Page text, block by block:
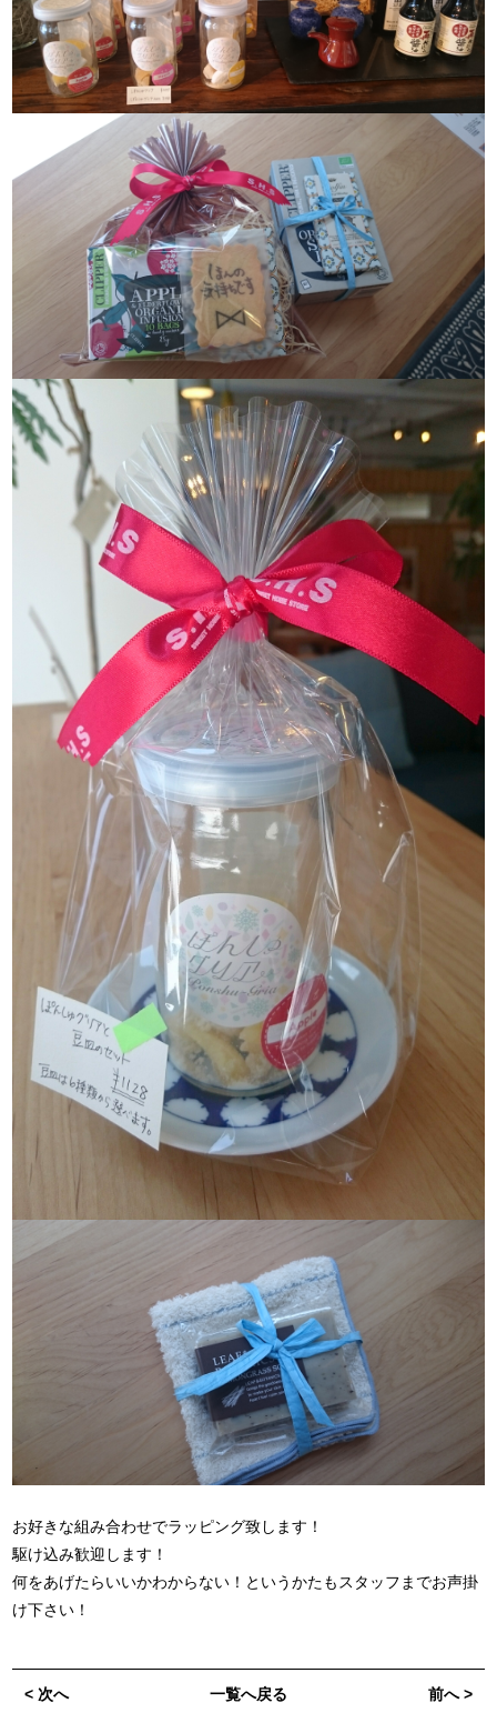
お好きな組み合わせでラッピング致します！
駆け込み歓迎します！
何をあげたらいいかわからない！というかたもスタッフまでお声掛
け下さい！
< 次へ 前へ >
一覧へ戻る